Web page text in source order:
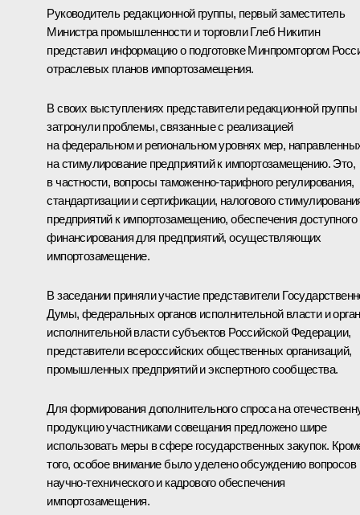
Руководитель редакционной группы, первый заместитель
Министра промышленности и торговли Глеб Никитин
представил информацию о подготовке Минпромторгом
отраслевых планов импортозамещения.
В своих выступлениях представители редакционной группы
затронули проблемы, связанные с реализацией
на федеральном и региональном уровнях мер,
на стимулирование предприятий к импортозамещению. Это,
в частности, вопросы таможенно-тарифного регулирования,
стандартизации и сертификации, налогового
предприятий к импортозамещению, обеспечения доступного
финансирования для предприятий, осуществляющих
импортозамещение.
В заседании приняли участие представители
Думы, федеральных органов исполнительной власти и
исполнительной власти субъектов Российской Федерации,
представители всероссийских общественных организаций,
промышленных предприятий и экспертного сообщества.
Для формирования дополнительного спроса на
продукцию участниками совещания предложено шире
использовать меры в сфере государственных закупок.
того, особое внимание было уделено обсуждению вопросов
научно-технического и кадрового обеспечения
импортозамещения.